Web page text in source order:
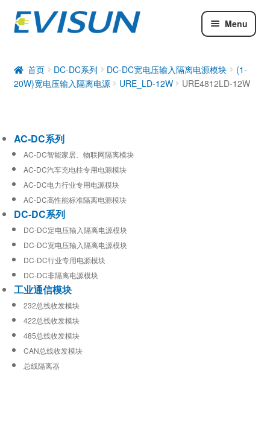
Menu
DC-DC系列
工业通信模块
首页 DC-DC系列 DC-DC宽电压输入隔离电源模块
(1-
20W)宽电压输入隔离电源
URE_LD-12W URE4812LD-12W
AC-DC系列
AC-DC智能家居、物联网隔离模块
AC-DC汽车充电柱专用电源模块
AC-DC电力行业专用电源模块
AC-DC高性能标准隔离电源模块
DC-DC系列
DC-DC定电压输入隔离电源模块
DC-DC宽电压输入隔离电源模块
DC-DC行业专用电源模块
DC-DC非隔离电源模块
工业通信模块
232总线收发模块
422总线收发模块
485总线收发模块
CAN总线收发模块
总线隔离器